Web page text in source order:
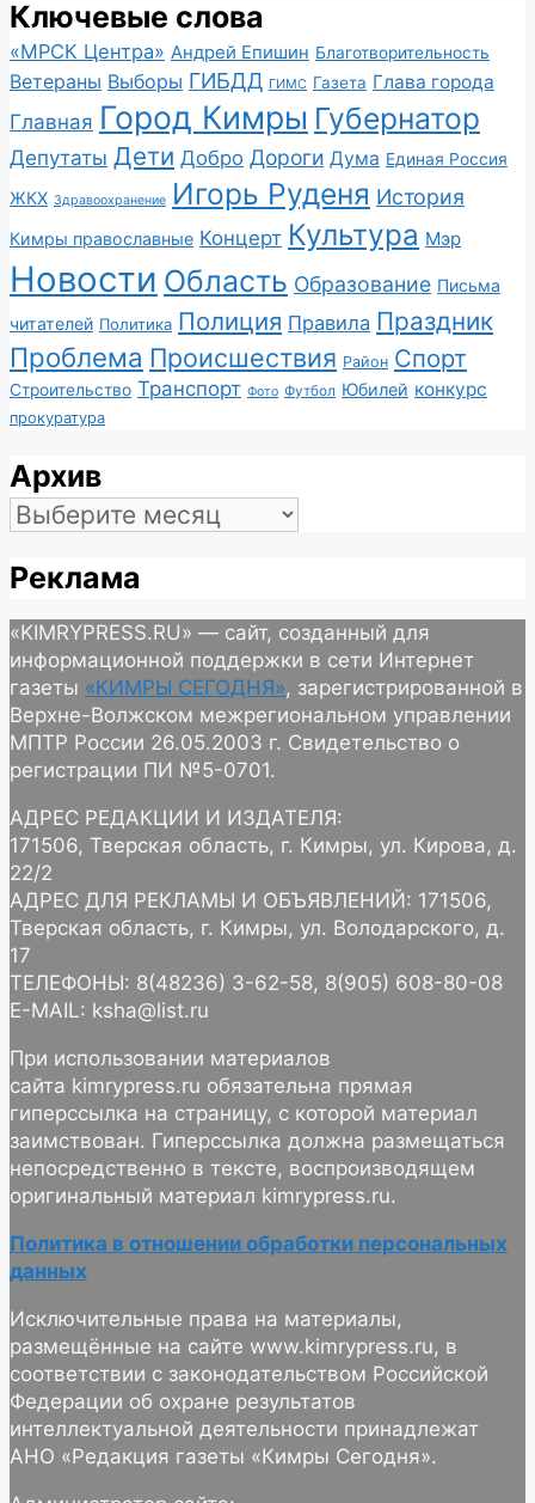
Ключевые слова
«МРСК Центра» Андрей Епишин Благотворительность
Ветераны Выборы ГИБДД ГИМС Газета Глава города
Главная Город Кимры Губернатор
Депутаты Дети Добро Дороги Дума Единая Россия
ЖКХ Здравоохранение Игорь Руденя История
Кимры православные Концерт Культура Мэр
Новости Область Образование Письма
читателей Политика Полиция Правила Праздник
Проблема Происшествия Район Спорт
Строительство Транспорт Фото Футбол Юбилей конкурс
прокуратура
Архив
Архив
Реклама
«KIMRYPRESS.RU» — сайт, созданный для
информационной поддержки в сети Интернет
газеты «КИМРЫ СЕГОДНЯ», зарегистрированной в
Верхне-Волжском межрегиональном управлении
МПТР России 26.05.2003 г. Свидетельство о
регистрации ПИ №5-0701.
АДРЕС РЕДАКЦИИ И ИЗДАТЕЛЯ:
171506, Тверская область, г. Кимры, ул. Кирова, д.
22/2
АДРЕС ДЛЯ РЕКЛАМЫ И ОБЪЯВЛЕНИЙ: 171506,
Тверская область, г. Кимры, ул. Володарского, д.
17
ТЕЛЕФОНЫ: 8(48236) 3-62-58, 8(905) 608-80-08
E-MAIL: ksha@list.ru
При использовании материалов
сайта kimrypress.ru обязательна прямая
гиперссылка на страницу, с которой материал
заимствован. Гиперссылка должна размещаться
непосредственно в тексте, воспроизводящем
оригинальный материал kimrypress.ru.
Политика в отношении обработки персональных
данных
Исключительные права на материалы,
размещённые на сайте www.kimrypress.ru, в
соответствии с законодательством Российской
Федерации об охране результатов
интеллектуальной деятельности принадлежат
АНО «Редакция газеты «Кимры Сегодня».